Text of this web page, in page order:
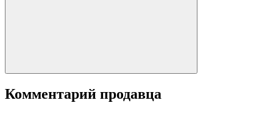
Комментарий продавца